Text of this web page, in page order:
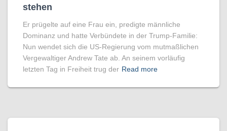
stehen
Er prügelte auf eine Frau ein, predigte männliche
Dominanz und hatte Verbündete in der Trump-Familie:
Nun wendet sich die US-Regierung vom mutmaßlichen
Vergewaltiger Andrew Tate ab. An seinem vorläufig
letzten Tag in Freiheit trug der Read more